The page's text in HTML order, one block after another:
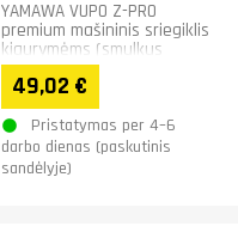
YAMAWA VUPO Z-PRO
premium mašininis sriegiklis
kiaurymėms (smulkus
sriegis) iš HSS-P miltelinio
plieno...
49,02 €
Pristatymas per 4–6
darbo dienas (paskutinis
sandėlyje)